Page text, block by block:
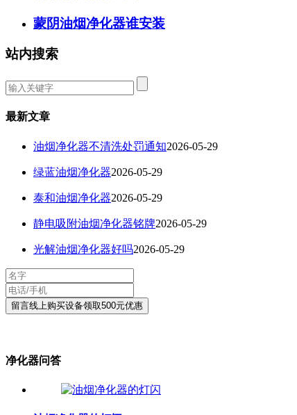
蒙阴油烟净化器谁安装
站内搜索
最新文章
油烟净化器不清洗处罚通知2026-05-29
绿蓝油烟净化器2026-05-29
泰和油烟净化器2026-05-29
静电吸附油烟净化器铭牌2026-05-29
光解油烟净化器好吗2026-05-29
净化器问答